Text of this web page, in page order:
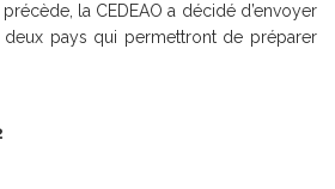
la CEDEAO a décidé d’envoyer
pays qui permettront de préparer